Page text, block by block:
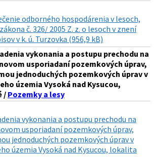
odborného hospodárenia v lesoch,
č. 326/ 2005 Z. z. o lesoch v znení
v k. ú. Turzovka (956,9 kB)
vykonania a postupu prechodu na
usporiadaní pozemkových úprav,
jednoduchých pozemkových úprav v
územia Vysoká nad Kysucou,
/Pozemky a lesy
vykonania a postupu prechodu na
usporiadaní pozemkových úprav,
jednoduchých pozemkových úprav v
územia Vysoká nad Kysucou, lokalita